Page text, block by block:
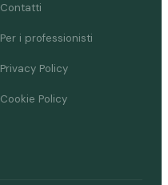
Contatti
Per i professionisti
Privacy Policy
Cookie Policy